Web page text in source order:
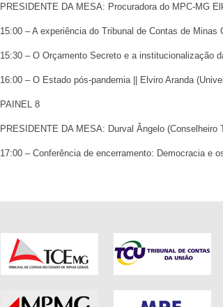
PRESIDENTE DA MESA: Procuradora do MPC-MG
15:00 – A experiência do Tribunal de Contas de
15:30 – O Orçamento Secreto e a institucionalização
16:00 – O Estado pós-pandemia || Elviro Aranda
PAINEL 8
PRESIDENTE DA MESA: Durval Ângelo (Conselheiro
17:00 – Conferência de encerramento: Democracia e